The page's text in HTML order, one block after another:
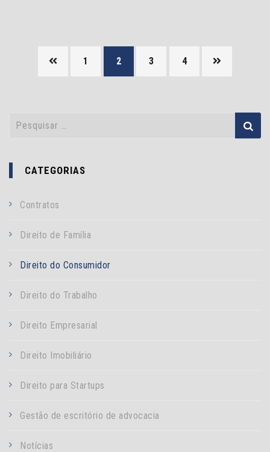
1 2 3 4
CATEGORIAS
Contratos
Direito de Família
Direito do Consumidor
Direito do Trabalho
Direito Empresarial
Direito Imobiliário
Direito para Startups
Gestão de escritório de advocacia
Notícias